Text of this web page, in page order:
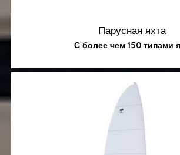
Парусная яхта
С более чем 150 типами